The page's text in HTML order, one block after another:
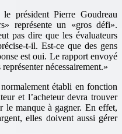
président Pierre Goudreau
représente un gros défi .
pas dire que les évaluateurs
t-il. Est-ce que des gens
est oui. Le rapport envoyé
nécessairement.
établi en fonction
et l’acheteur devra trouver
le manque à gagner. En effet,
elles doivent aussi gérer